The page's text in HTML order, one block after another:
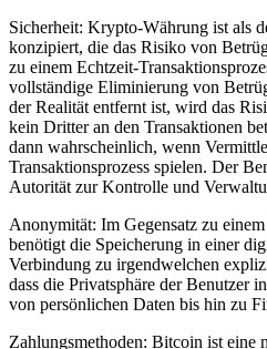
Sicherheit: Krypto-Währung ist als
konzipiert, die das Risiko von
zu einem Echtzeit-
vollständige Eliminierung von
der Realität entfernt ist, wird das
kein Dritter an den Transaktionen
dann wahrscheinlich, wenn
Transaktionsprozess spielen. Der
Autorität zur Kontrolle und
Anonymität: Im Gegensatz zu
benötigt die Speicherung in einer
Verbindung zu irgendwelchen
dass die Privatsphäre der Benutzer
von persönlichen Daten bis hin zu
Zahlungsmethoden: Bitcoin ist eine